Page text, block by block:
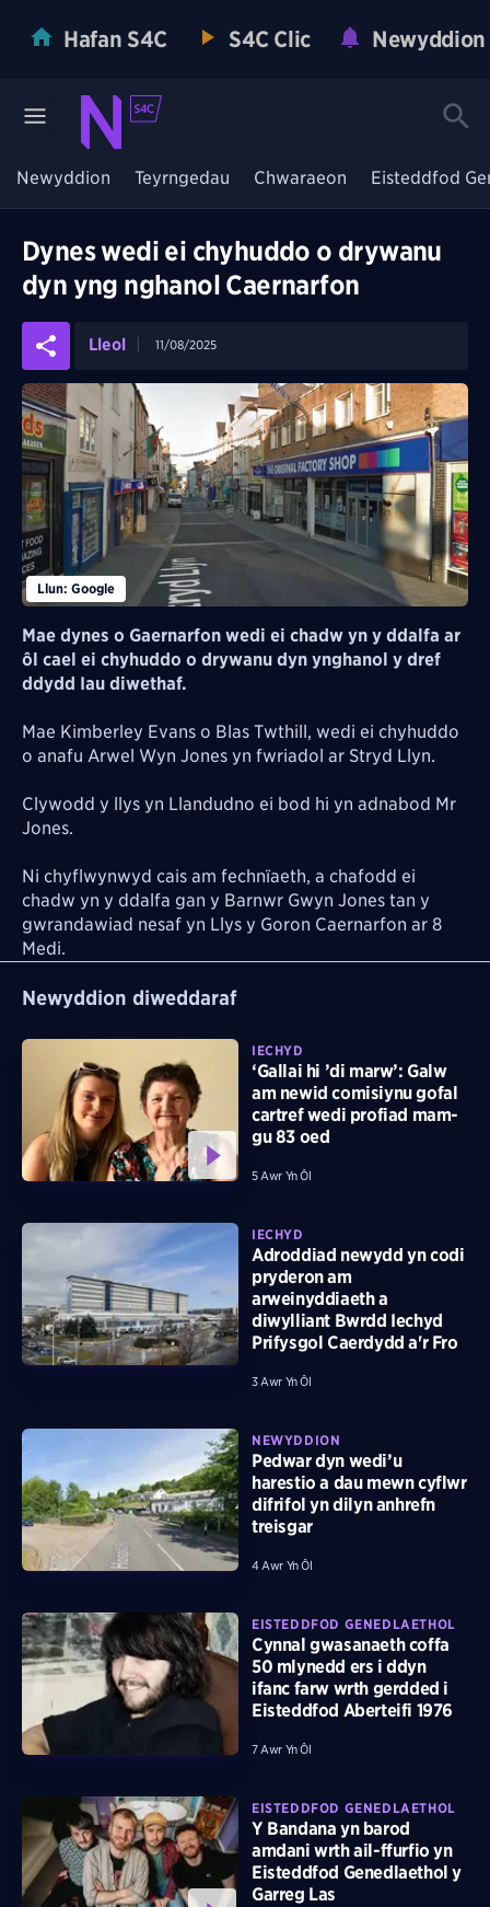
Hafan S4C S4C Clic Newyddion
Newyddion Teyrngedau Chwaraeon Eisteddfod
Dynes wedi ei chyhuddo o drywanu
dyn yng nghanol Caernarfon
Lleol 11/08/2025
Llun: Google
Mae dynes o Gaernarfon wedi ei chadw yn y ddalfa ar
ôl cael ei chyhuddo o drywanu dyn ynghanol y dref
ddydd Iau diwethaf.
Mae Kimberley Evans o Blas Twthill, wedi ei chyhuddo
o anafu Arwel Wyn Jones yn fwriadol ar Stryd Llyn.
Clywodd y llys yn Llandudno ei bod hi yn adnabod Mr
Jones.
Ni chyflwynwyd cais am fechnïaeth, a chafodd ei
chadw yn y ddalfa gan y Barnwr Gwyn Jones tan y
gwrandawiad nesaf yn Llys y Goron Caernarfon ar 8
Medi.
Newyddion diweddaraf
IECHYD
‘Gallai hi ’di marw’: Galw
am newid comisiynu gofal
cartref wedi profiad mam-
gu 83 oed
5 Awr Yn Ôl
IECHYD
Adroddiad newydd yn codi
pryderon am
arweinyddiaeth a
diwylliant Bwrdd Iechyd
Prifysgol Caerdydd a'r Fro
3 Awr Yn Ôl
NEWYDDION
Pedwar dyn wedi’u
harestio a dau mewn cyflwr
difrifol yn dilyn anhrefn
treisgar
4 Awr Yn Ôl
EISTEDDFOD GENEDLAETHOL
Cynnal gwasanaeth coffa
50 mlynedd ers i ddyn
ifanc farw wrth gerdded i
Eisteddfod Aberteifi 1976
7 Awr Yn Ôl
EISTEDDFOD GENEDLAETHOL
Y Bandana yn barod
amdani wrth ail-ffurfio yn
Eisteddfod Genedlaethol y
Garreg Las